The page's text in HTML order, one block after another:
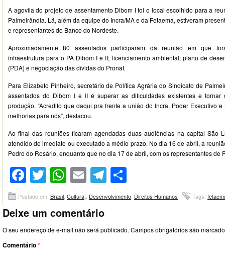
A agovila do projeto de assentamento Dibom I foi o local escolhido para a
Palmeirândia. Lá, além da equipe do Incra/MA e da Fetaema, estiveram
e representantes do Banco do Nordeste.
Aproximadamente 80 assentados participaram da reunião em que
infraestrutura para o PA Dibom I e II; licenciamento ambiental; plano de
(PDA) e negociação das dívidas do Pronaf.
Para Elizabeto Pinheiro, secretário de Política Agrária do Sindicato de
assentados do Dibom I e II é superar as dificuldades existentes e tornar
produção. “Acredito que daqui pra frente a união do Incra, Poder Executivo
melhorias para nós”, destacou.
Ao final das reuniões ficaram agendadas duas audiências na capital São
atendido de imediato ou executado a médio prazo. No dia 16 de abril, a
Pedro do Rosário, enquanto que no dia 17 de abril, com os representantes de
Facebook
Twitter
WhatsApp
EmailTelegram
Postado em: Brasil Cultura; Desenvolvimento Direitos Humanos Tags:
Deixe um comentário
O seu endereço de e-mail não será publicado. Campos obrigatórios são
Comentário*